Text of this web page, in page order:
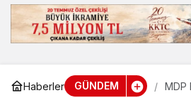
Haberler GÜNDEM
MDP